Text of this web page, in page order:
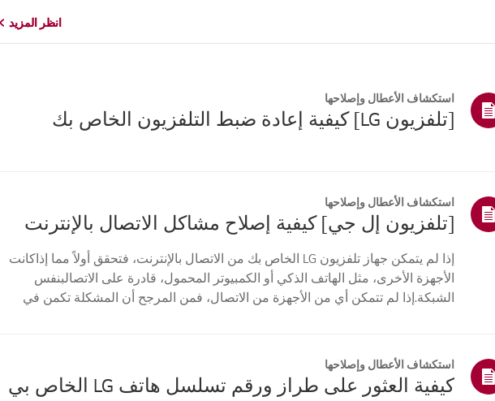
انظر المزيد
استكشاف الأعطال وإصلاحها
[تلفزيون LG] كيفية إعادة ضبط التلفزيون الخاص بك
استكشاف الأعطال وإصلاحها
[تلفزيون إل جي] كيفية إصلاح مشاكل الاتصال بالإنترنت
إذا لم يتمكن جهاز تلفزيون LG الخاص بك من الاتصال بالإنترنت، فتحقق أولاً مما إذاكانت
الأجهزة الأخرى، مثل الهاتف الذكي أو الكمبيوتر المحمول، قادرة على الاتصالبنفس
الشبكة.إذا لم تتمكن أي من الأجهزة من الاتصال، فمن المرجح أن المشكلة تكمن في
استكشاف الأعطال وإصلاحها
كيفية العثور على طراز ورقم تسلسل هاتف LG الخاص بي
انظر المزيد